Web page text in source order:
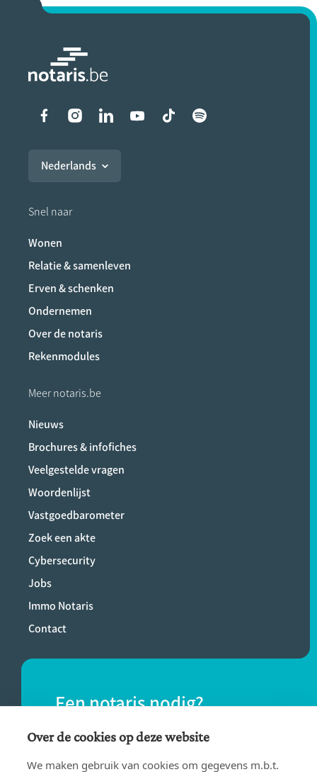
Liens vers les réseaux
Nederlands
Snel naar
Wonen
Relatie & samenleven
Erven & schenken
Ondernemen
Over de notaris
Rekenmodules
Meer notaris.be
Nieuws
Brochures & infofiches
Veelgestelde vragen
Woordenlijst
Vastgoedbarometer
Zoek een akte
Cybersecurity
Jobs
Immo Notaris
Contact
Een notaris nodig?
Vind eenvoudig een notaris bij jou in de
buurt.
Over de cookies op deze website
We maken gebruik van cookies om gegevens m.b.t.